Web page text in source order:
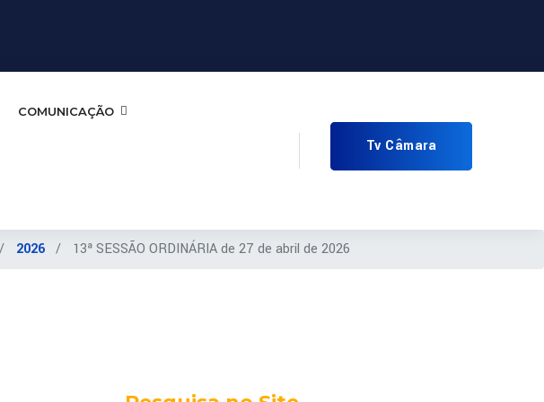
COMUNICAÇÃO
Tv Câmara
2026 13ª SESSÃO ORDINÁRIA de 27 de abril de 2026